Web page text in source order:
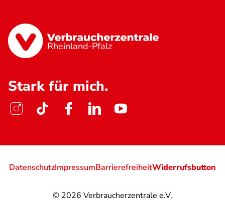
Rheinland-Pfalz
Stark für mich.
© 2026 Verbraucherzentrale e.V.
DatenschutzImpressumBarrierefreiheitWiderrufsbutton